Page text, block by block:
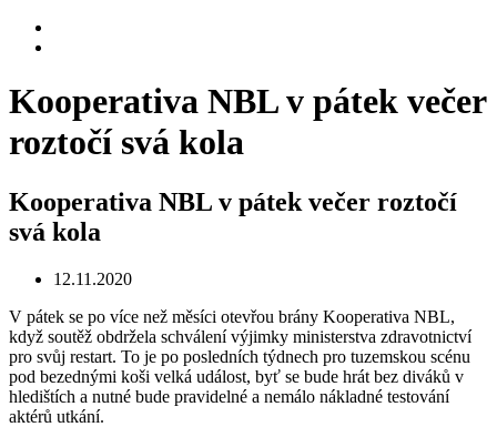
Kooperativa NBL v pátek večer
roztočí svá kola
Kooperativa NBL v pátek večer roztočí
svá kola
12.11.2020
V pátek se po více než měsíci otevřou brány Kooperativa NBL,
když soutěž obdržela schválení výjimky ministerstva zdravotnictví
pro svůj restart. To je po posledních týdnech pro tuzemskou scénu
pod bezednými koši velká událost, byť se bude hrát bez diváků v
hledištích a nutné bude pravidelné a nemálo nákladné testování
aktérů utkání.